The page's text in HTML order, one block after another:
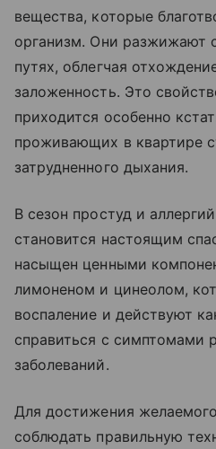
вещества, которые
организм. Они разжижают
путях, облегчая
заложенность. Это
приходится особенно
проживающих в квартире
затрудненного дыхания.
В сезон простуд и
становится настоящим
насыщен ценными
лимоненом и цинеолом,
воспаление и действуют
справиться с симптомами
заболеваний.
Для достижения
соблюдать правильную